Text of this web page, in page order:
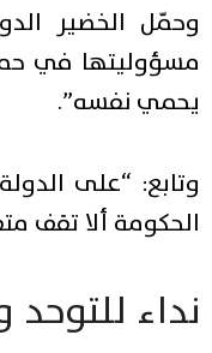
وحمّل الخضير
مسؤوليتها في
يحمي نفسه”.
وتابع: “على
الحكومة ألا تقف
نداء